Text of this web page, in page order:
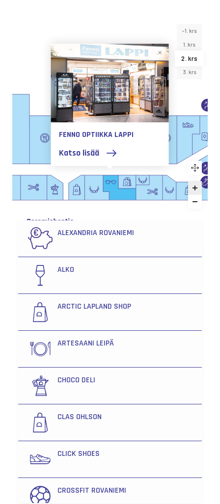
FENNO OPTIIKKA LAPPI
Katso lisää
-1. krs
1. krs
2. krs
3. krs
ALEXANDRIA ROVANIEMI
ALKO
ARCTIC LAPLAND SHOP
ARTESAANI LEIPÄ
CHOCO DELI
CLAS OHLSON
CLICK SHOES
CROSSFIT ROVANIEMI